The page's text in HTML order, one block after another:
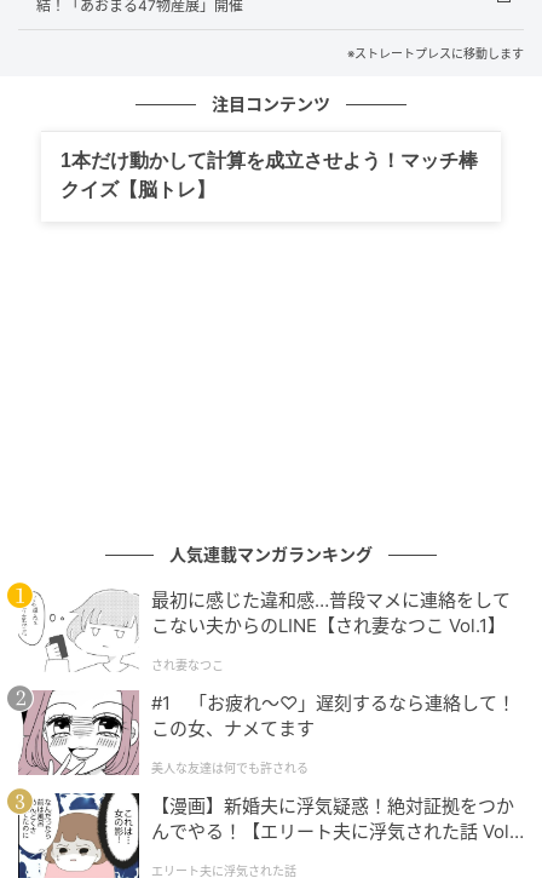
ストレートプレス
[caption id="attachment_1612479"
ストレートプレス
画像はイメージ[/caption]
「ナナフシを探せ！」、
結！「あおまる47物産展」開催
※ストレートプレスに移動します
注目コンテンツ
1本だけ動かして計算を成立させよう！マッチ棒
クイズ【脳トレ】
人気連載マンガランキング
最初に感じた違和感…普段マメに連絡をして
こない夫からのLINE【され妻なつこ Vol.1】
され妻なつこ
#1 「お疲れ〜♡」遅刻するなら連絡して！
この女、ナメてます
美人な友達は何でも許される
【漫画】新婚夫に浮気疑惑！絶対証拠をつか
んでやる！【エリート夫に浮気された話 Vol.
エリート夫に浮気された話